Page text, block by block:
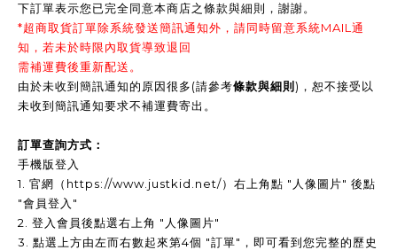
下訂單表示您已完全同意本商店之條款與細則，謝謝。
*超商取貨訂單除系統發送簡訊通知外，請同時留意系統MAIL通
知，若未於時限內取貨導致退回
需補運費後重新配送。
由於未收到簡訊通知的原因很多(請參考條款與細則 )，恕不接受以
未收到簡訊通知要求不補運費寄出。
訂單查詢方式：
手機版登入
1. 官網（https://www.justkid.net/）右上角點 "人像圖片" 後點
"會員登入"
2. 登入會員後點選右上角 "人像圖片"
3. 點選上方由左而右數起來第4個 "訂單"，即可看到您完整的歷史